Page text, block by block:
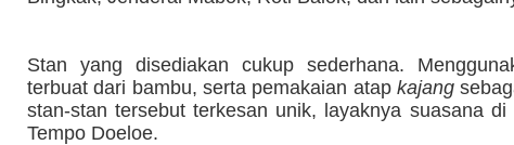
Stan yang disediakan cukup sederhana.
terbuat dari bambu, serta pemakaian atap kajang
stan-stan tersebut terkesan unik, layaknya suasana
Tempo Doeloe.